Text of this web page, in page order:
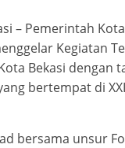
– Pemerintah
Kegiatan
Bekasi dengan
bertempat di
bersama unsur